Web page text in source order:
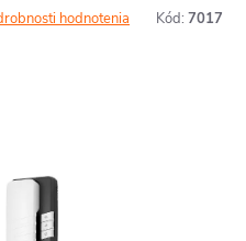
hodnotenia Kód: 7017